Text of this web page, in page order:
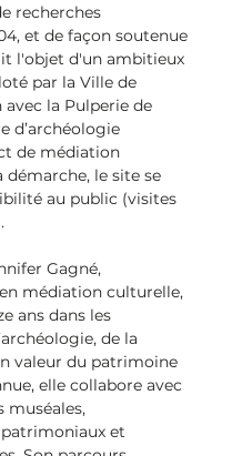
recherches
et de façon soutenue
l'objet d'un ambitieux
par la Ville de
la Pulperie de
d’archéologie
de médiation
le site se
au public (visites
Gagné,
médiation culturelle,
ans dans les
de la
valeur du patrimoine
elle collabore avec
et